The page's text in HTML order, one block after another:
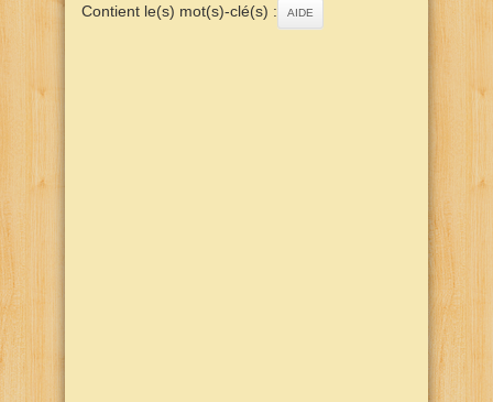
Contient le(s) mot(s)-clé(s) : AIDE